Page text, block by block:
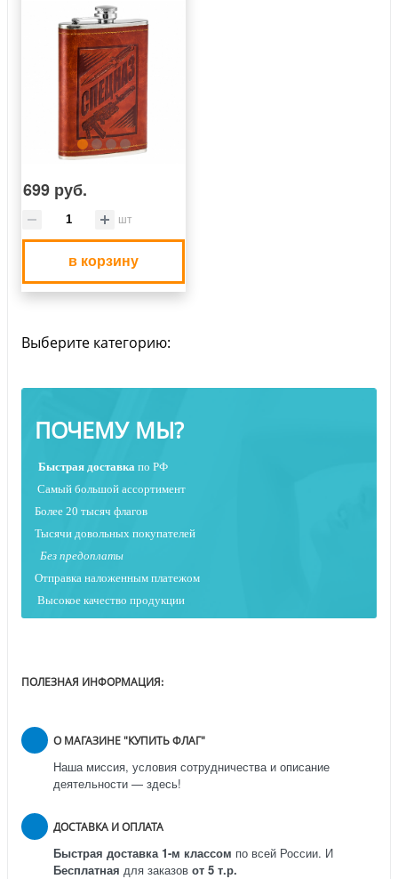
699 руб.
шт
в корзину
Выберите категорию:
ПОЧЕМУ МЫ?
Быстрая доставка по РФ
Самый большой ассортимент
Более 20 тысяч флагов
Тысячи довольных покупателей
Без предоплаты
Отправка наложенным платежом
Высокое качество продукции
ПОЛЕЗНАЯ ИНФОРМАЦИЯ:
О МАГАЗИНЕ "КУПИТЬ ФЛАГ"
Наша миссия, условия сотрудничества и описание
деятельности — здесь!
ДОСТАВКА И ОПЛАТА
Быстрая доставка 1-м классом по всей России. И
Бесплатная для заказов от 5 т.р.